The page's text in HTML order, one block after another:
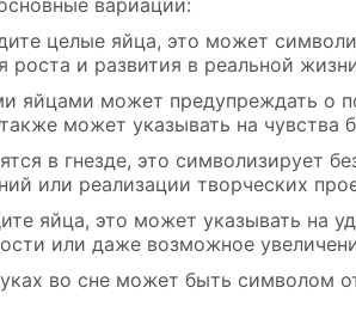
целые яйца, это может
роста и развития в реальной
яйцами может предупреждать о
может указывать на чувства
в гнезде, это символизирует
или реализации творческих
яйца, это может указывать на
или даже возможное
во сне может быть символом